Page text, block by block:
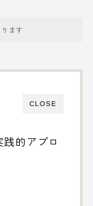
ます
CLOSE
的アプロ